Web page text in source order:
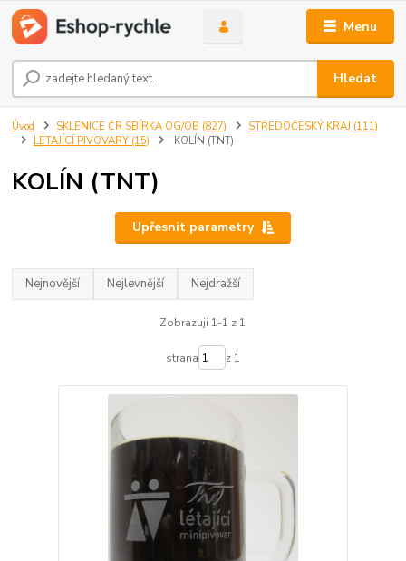
Menu
Hledat
Úvod SKLENICE ČR SBÍRKA OG/OB (827)
STŘEDOČESKÝ KRAJ (111)
LÉTAJÍCÍ PIVOVARY (15)
KOLÍN (TNT)
KOLÍN (TNT)
Upřesnit parametry
Nejnovější Nejlevnější Nejdražší
Zobrazuji 1-1 z 1
strana z 1